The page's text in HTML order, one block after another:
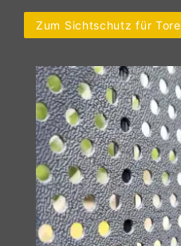
Zum Sichtschutz für Tore